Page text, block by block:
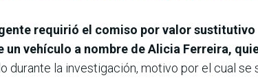
requirió el comiso por valor sustitutivo
un vehículo a nombre de Alicia Ferreira,
durante la investigación, motivo por el cual se